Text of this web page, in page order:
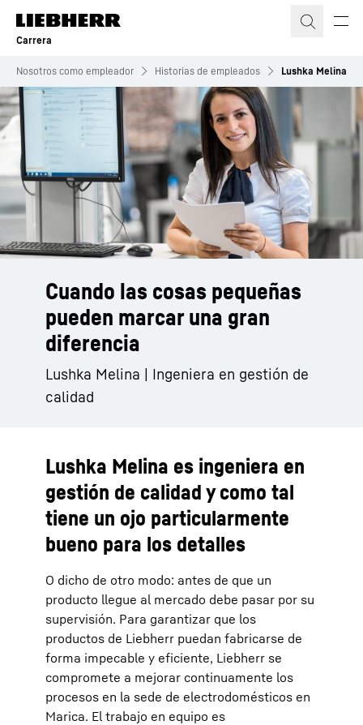
Carrera
Nosotros como empleador Historias de empleados Lushka Melina
Cuando las cosas pequeñas
pueden marcar una gran
diferencia
Lushka Melina | Ingeniera en gestión de
calidad
Lushka Melina es ingeniera en
gestión de calidad y como tal
tiene un ojo particularmente
bueno para los detalles
O dicho de otro modo: antes de que un
producto llegue al mercado debe pasar por su
supervisión. Para garantizar que los
productos de Liebherr puedan fabricarse de
forma impecable y eficiente, Liebherr se
compromete a mejorar continuamente los
procesos en la sede de electrodomésticos en
Marica. El trabajo en equipo es